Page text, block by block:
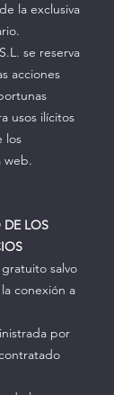
la exclusiva
se reserva
acciones
usos ilícitos
los
web.
LOS
salvo
conexión a
por